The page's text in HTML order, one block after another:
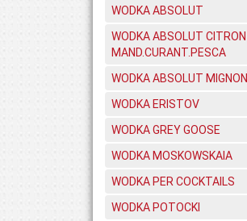
WODKA ABSOLUT
WODKA ABSOLUT CITRON
MAND.CURANT.PESCA
WODKA ABSOLUT MIGNON
WODKA ERISTOV
WODKA GREY GOOSE
WODKA MOSKOWSKAIA
WODKA PER COCKTAILS
WODKA POTOCKI